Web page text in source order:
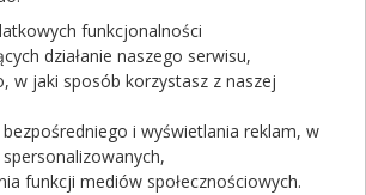
skóry np. przy trądziku, łuszczycy czy
in vitro sugerują przeciwbakteryjny,
potencjał srebra
preparat, który warto wypróbować,
jakie srebro wybrać i jak je stosować,
jego właściwości.
funkcjonalności
działanie naszego serwisu,
w jaki sposób korzystasz z naszej
i wyświetlania reklam, w
funkcji mediów społecznościowych.